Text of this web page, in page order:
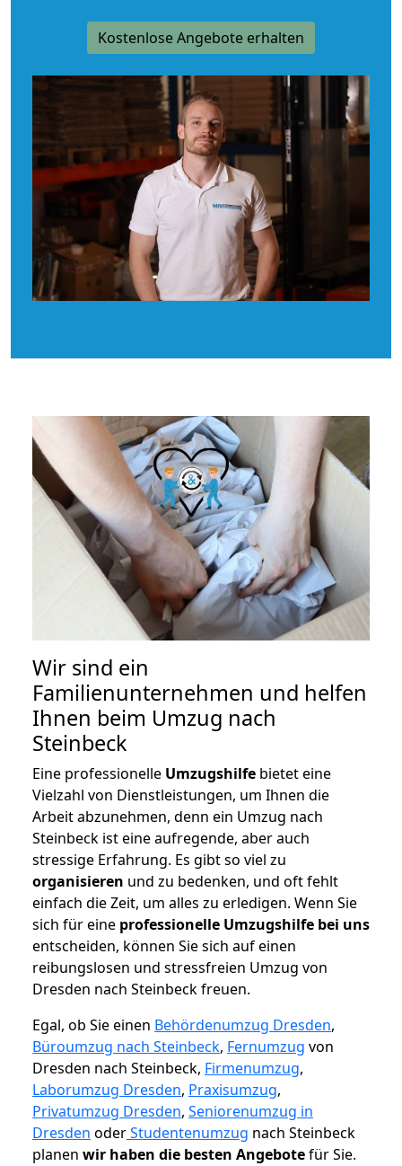
Kostenlose Angebote erhalten
Wir sind ein
Familienunternehmen und helfen
Ihnen beim Umzug nach
Steinbeck
Eine professionelle Umzugshilfe bietet eine
Vielzahl von Dienstleistungen, um Ihnen die
Arbeit abzunehmen, denn ein Umzug nach
Steinbeck ist eine aufregende, aber auch
stressige Erfahrung. Es gibt so viel zu
organisieren und zu bedenken, und oft fehlt
einfach die Zeit, um alles zu erledigen. Wenn Sie
sich für eine professionelle Umzugshilfe bei uns
entscheiden, können Sie sich auf einen
reibungslosen und stressfreien Umzug von
Dresden nach Steinbeck freuen.
Egal, ob Sie einen Behördenumzug Dresden,
Büroumzug nach Steinbeck, Fernumzug von
Dresden nach Steinbeck, Firmenumzug,
Laborumzug Dresden, Praxisumzug,
Privatumzug Dresden, Seniorenumzug in
Dresden oderStudentenumzug nach Steinbeck
planen wir haben die besten Angebotefür Sie.